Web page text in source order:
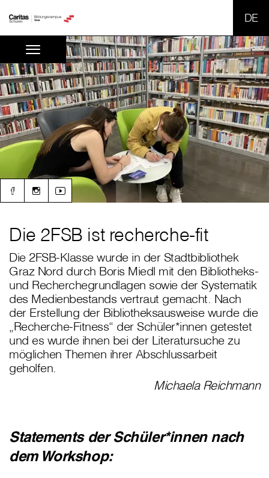
Die 2FSB ist recherche-fit
Die 2FSB-Klasse wurde in der Stadtbibliothek
Graz Nord durch Boris Miedl mit den Bibliotheks-
und Recherchegrundlagen sowie der Systematik
des Medienbestands vertraut gemacht. Nach
der Erstellung der Bibliotheksausweise wurde die
„Recherche-Fitness“ der Schüler*innen getestet
und es wurde ihnen bei der Literatursuche zu
möglichen Themen ihrer Abschlussarbeit
geholfen.
Michaela Reichmann
Statements der Schüler*innen nach
dem Workshop: